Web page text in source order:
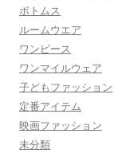
ボトムス
ルームウエア
ワンピース
ワンマイルウェア
子どもファッション
定番アイテム
映画ファッション
未分類